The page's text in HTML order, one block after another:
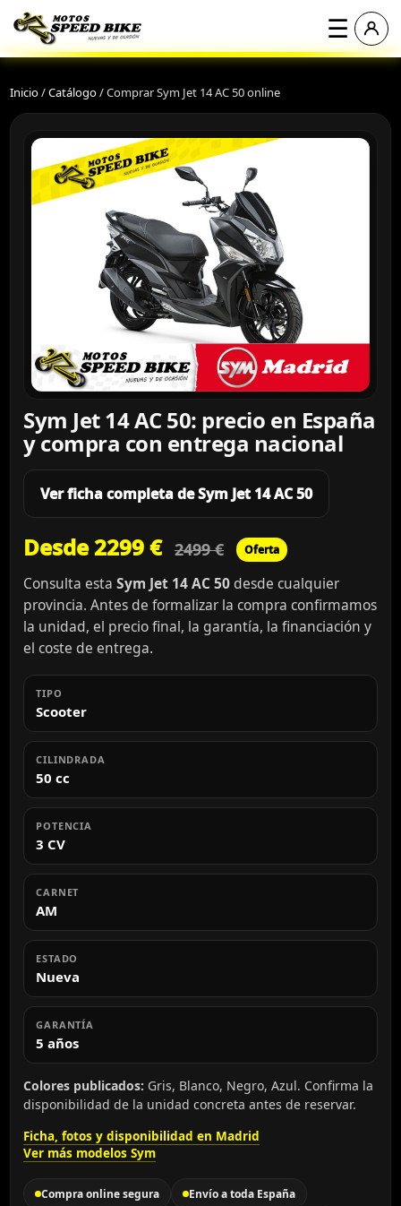
☰
Inicio/Catálogo/Comprar Sym Jet 14 AC 50 online
Sym Jet 14 AC 50: precio en España
y compra con entrega nacional
Ver ficha completa de Sym Jet 14 AC 50
Desde 2299 € 2499 € Oferta
Consulta esta Sym Jet 14 AC 50 desde cualquier
provincia. Antes de formalizar la compra confirmamos
la unidad, el precio final, la garantía, la financiación y
el coste de entrega.
TIPO
Scooter
CILINDRADA
50 cc
POTENCIA
3 CV
CARNET
AM
ESTADO
Nueva
GARANTÍA
5 años
Colores publicados: Gris, Blanco, Negro, Azul. Confirma la
disponibilidad de la unidad concreta antes de reservar.
Ficha, fotos y disponibilidad en Madrid
Ver más modelos Sym
Compra online segura Envío a toda España